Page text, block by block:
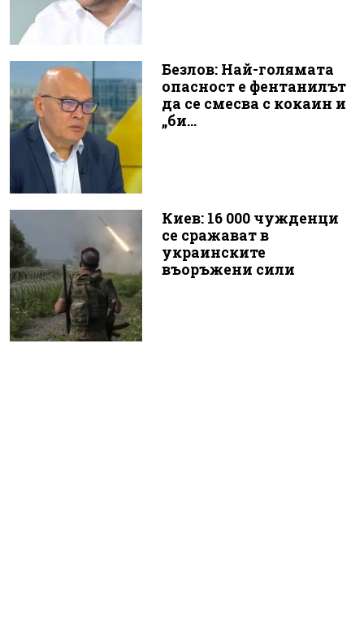
Безлов: Най-голямата
опасност е фентанилът
да се смесва с кокаин и
„би...
Киев: 16 000 чужденци
се сражават в
украинските
въоръжени сили